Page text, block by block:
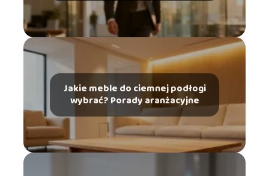
Jakie meble do ciemnej podłogi
wybrać? Porady aranżacyjne